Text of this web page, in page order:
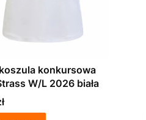
konkursowa
W/L 2026 biała